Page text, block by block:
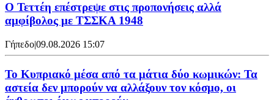
Ο Τεττέη επέστρεψε στις προπονήσεις αλλά
αμφίβολος με ΤΣΣΚΑ 1948
Γήπεδο|09.08.2026 15:07
Το Κυπριακό μέσα από τα μάτια δύο κωμικών: Τα
αστεία δεν μπορούν να αλλάξουν τον κόσμο, οι